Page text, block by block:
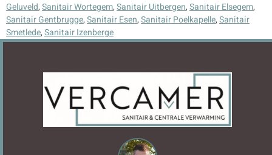
Geluveld,Sanitair Wortegem,Sanitair Uitbergen,Sanitair Elsegem,
Sanitair Gentbrugge,Sanitair Esen,Sanitair Poelkapelle,Sanitair
Smetlede,Sanitair Izenberge